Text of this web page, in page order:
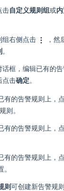
击自定义规则组或
组右侧点击
，然
。
话框，编辑已有的
点击确定。
有的告警规则上，
则。
有的告警规则上，
有的告警规则上，
。
则 可创建新告警规则